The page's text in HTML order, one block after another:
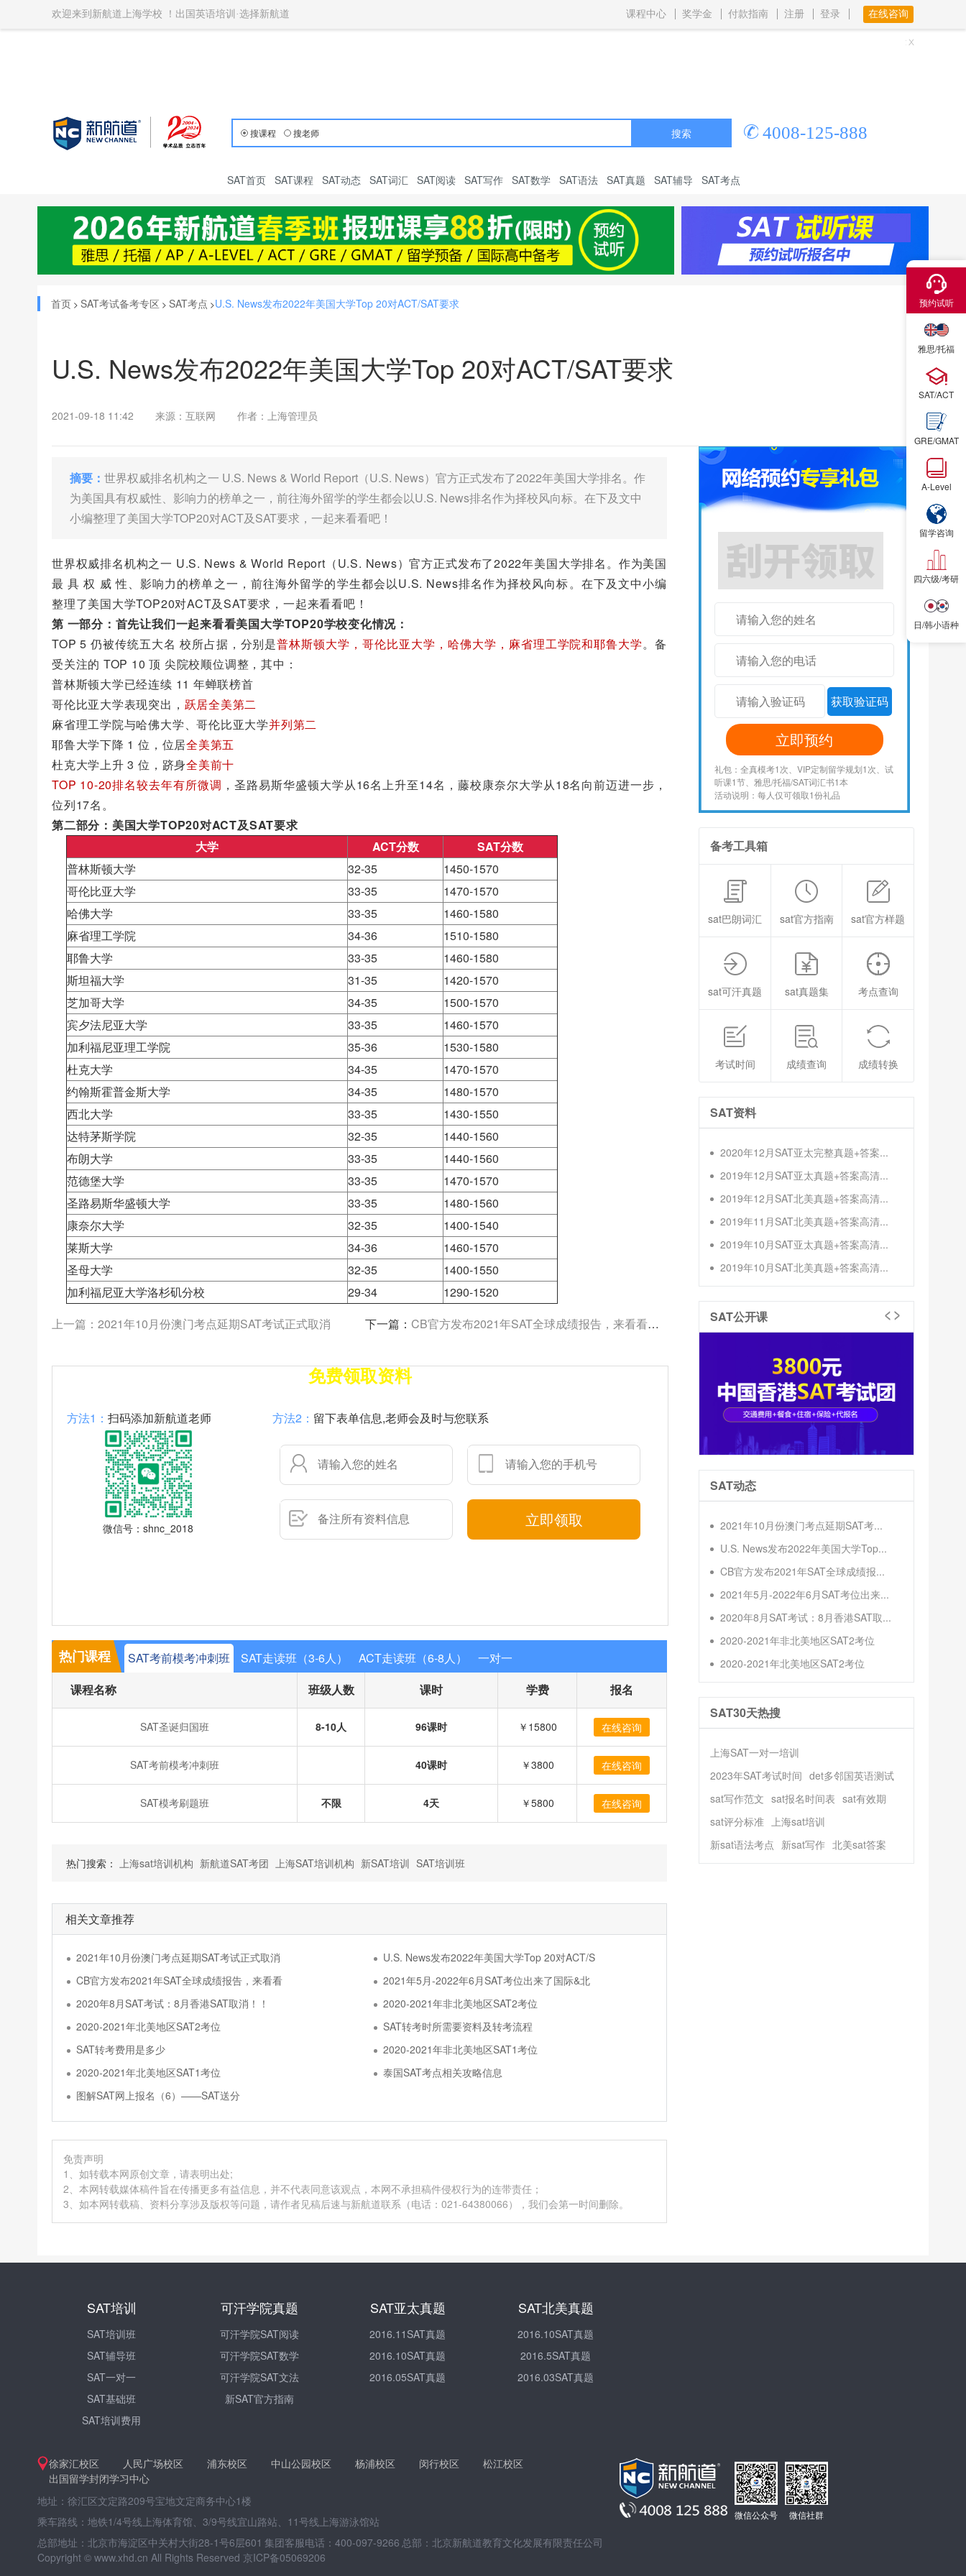
欢迎来到新航道上海学校 ！出国英语培训·选择新航道 课程中心 奖学金 付款指南 注册 登录 在线咨询
搜课程 搜老师 搜索 4008-125-888
SAT首页 SAT课程 SAT动态 SAT词汇 SAT阅读 SAT写作 SAT数学 SAT语法 SAT真题 SAT辅导 SAT考点
首页 > SAT考试备考专区 > SAT考点 >U.S. News发布2022年美国大学Top 20对ACT/SAT要求
U.S. News发布2022年美国大学Top 20对ACT/SAT要求
2021-09-18 11:42 来源：互联网 作者：上海管理员
摘要： 世界权威排名机构之一 U.S. News & World Report（U.S. News）官方正式发布了2022年美国大学排名。作
为美国具有权威性、影响力的榜单之一，前往海外留学的学生都会以U.S. News排名作为择校风向标。在下及文中
小编整理了美国大学TOP20对ACT及SAT要求，一起来看看吧！
世界权威排名机构之一 U.S. News & World Report（U.S. News）官方正式发布了2022年美国大学排名。作为美国
最 具 权 威 性、影响力的榜单之一，前往海外留学的学生都会以U.S. News排名作为择校风向标。在下及文中小编
整理了美国大学TOP20对ACT及SAT要求，一起来看看吧！
第 一部分：首先让我们一起来看看美国大学TOP20学校变化情况：
TOP 5 仍被传统五大名 校所占据，分别是普林斯顿大学，哥伦比亚大学，哈佛大学，麻省理工学院和耶鲁大学。备
受关注的 TOP 10 顶 尖院校顺位调整，其中：
普林斯顿大学已经连续 11 年蝉联榜首
哥伦比亚大学表现突出， 跃居全美第二
麻省理工学院与哈佛大学、哥伦比亚大学并列第二
耶鲁大学下降 1 位，位居全美第五
杜克大学上升 3 位，跻身全美前十
TOP 10-20排名较去年有所微调 ，圣路易斯华盛顿大学从16名上升至14名，藤校康奈尔大学从18名向前迈进一步，
位列17名。
第二部分：美国大学TOP20对ACT及SAT要求
大学
ACT分数
SAT分数
普林斯顿大学
32-35
1450-1570
哥伦比亚大学
33-35
1470-1570
哈佛大学
33-35
1460-1580
麻省理工学院
34-36
1510-1580
耶鲁大学
33-35
1460-1580
斯坦福大学
31-35
1420-1570
芝加哥大学
34-35
1500-1570
宾夕法尼亚大学
33-35
1460-1570
加利福尼亚理工学院
35-36
1530-1580
杜克大学
34-35
1470-1570
约翰斯霍普金斯大学
34-35
1480-1570
西北大学
33-35
1430-1550
达特茅斯学院
32-35
1440-1560
布朗大学
33-35
1440-1560
范德堡大学
33-35
1470-1570
圣路易斯华盛顿大学
33-35
1480-1560
康奈尔大学
32-35
1400-1540
莱斯大学
34-36
1460-1570
圣母大学
32-35
1400-1550
加利福尼亚大学洛杉矶分校
29-34
1290-1520
上一篇： 2021年10月份澳门考点延期SAT考试正式取消 下一篇： CB官方发布2021年SAT全球成绩报告，来看看亚洲学生的表现吧
免费领取资料
方法1： 扫码添加新航道老师
微信号：shnc_2018
方法2： 留下表单信息,老师会及时与您联系
立即领取
热门课程 SAT考前模考冲刺班 SAT走读班（3-6人） ACT走读班（6-8人）
一对一
课程名称
班级人数 课时 学费 报名
SAT圣诞归国班 8-10人 96课时 ￥15800 在线咨询
SAT考前模考冲刺班 40课时 ￥3800 在线咨询
SAT模考刷题班 不限 4天 ￥5800 在线咨询
热门搜索： 上海sat培训机构 新航道SAT考团 上海SAT培训机构 新SAT培训 SAT培训班
相关文章推荐
2021年10月份澳门考点延期SAT考试正式取消
U.S. News发布2022年美国大学Top 20对ACT/S
CB官方发布2021年SAT全球成绩报告，来看看
2021年5月-2022年6月SAT考位出来了国际&北
2020年8月SAT考试：8月香港SAT取消！！
2020-2021年非北美地区SAT2考位
2020-2021年北美地区SAT2考位
SAT转考时所需要资料及转考流程
SAT转考费用是多少
2020-2021年非北美地区SAT1考位
2020-2021年北美地区SAT1考位
泰国SAT考点相关攻略信息
图解SAT网上报名（6）——SAT送分
免责声明
1、如转载本网原创文章，请表明出处;
2、本网转载媒体稿件旨在传播更多有益信息，并不代表同意该观点，本网不承担稿件侵权行为的连带责任；
3、如本网转载稿、资料分享涉及版权等问题，请作者见稿后速与新航道联系（电话：021-64380066），我们会第一时间删除。
获取验证码
立即预约
礼包：全真模考1次、VIP定制留学规划1次、试
听课1节、雅思/托福/SAT词汇书1本
活动说明：每人仅可领取1份礼品
备考工具箱
sat巴朗词汇 sat官方指南 sat官方样题
sat可汗真题 sat真题集 考点查询
考试时间 成绩查询 成绩转换
SAT资料
2020年12月SAT亚太完整真题+答案...
2019年12月SAT亚太真题+答案高清...
2019年12月SAT北美真题+答案高清...
2019年11月SAT北美真题+答案高清...
2019年10月SAT亚太真题+答案高清...
2019年10月SAT北美真题+答案高清...
SAT公开课
SAT动态
2021年10月份澳门考点延期SAT考...
U.S. News发布2022年美国大学Top...
CB官方发布2021年SAT全球成绩报...
2021年5月-2022年6月SAT考位出来...
2020年8月SAT考试：8月香港SAT取...
2020-2021年非北美地区SAT2考位
2020-2021年北美地区SAT2考位
SAT30天热搜
上海SAT一对一培训
2023年SAT考试时间 det多邻国英语测试
sat写作范文 sat报名时间表 sat有效期
sat评分标准 上海sat培训
新sat语法考点 新sat写作 北美sat答案
SAT培训
SAT培训班
SAT辅导班
SAT一对一
SAT基础班
SAT培训费用
可汗学院真题
可汗学院SAT阅读
可汗学院SAT数学
可汗学院SAT文法
新SAT官方指南
SAT亚太真题
2016.11SAT真题
2016.10SAT真题
2016.05SAT真题
SAT北美真题
2016.10SAT真题
2016.5SAT真题
2016.03SAT真题
徐家汇校区 人民广场校区 浦东校区 中山公园校区 杨浦校区 闵行校区
松江校区
出国留学封闭学习中心
地址：徐汇区文定路209号宝地文定商务中心1楼
乘车路线：地铁1/4号线上海体育馆、3/9号线宜山路站、11号线上海游泳馆站
总部地址：北京市海淀区中关村大街28-1号6层601 集团客服电话：400-097-9266 总部：北京新航道教育文化发展有限责任公司
Copyright © www.xhd.cn All Rights Reserved 京ICP备05069206
微信公众号 微信社群
预约试听
雅思/托福
SAT/ACT
GRE/GMAT
A-Level
留学咨询
四六级/考研
日/韩小语种
×
立即预
忘记密码?
请勿将帐号信息提供给他人/机构